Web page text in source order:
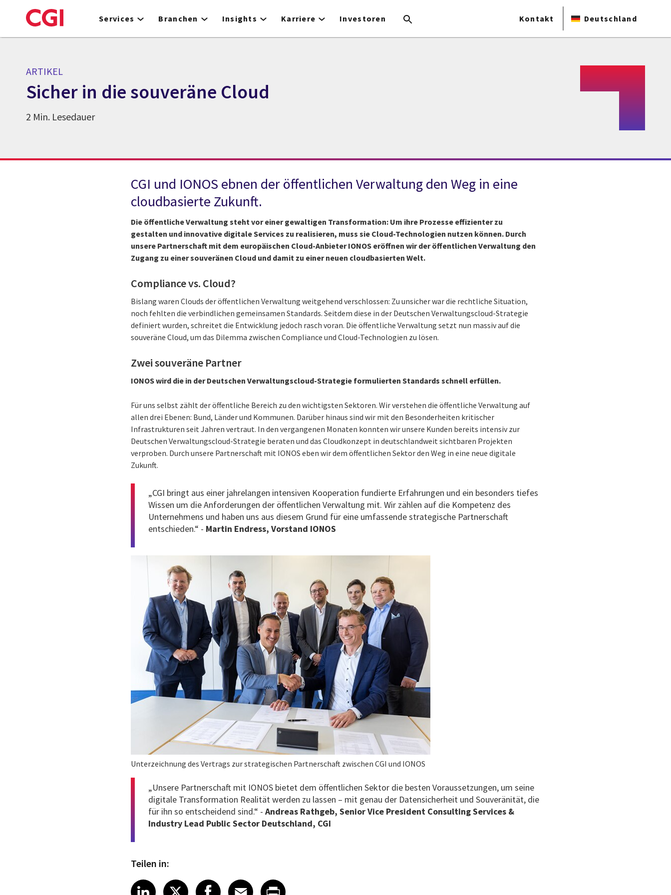
to
Services Branchen Insights Karriere Investoren Kontakt Deutschland
ARTIKEL
Sicher in die souveräne Cloud
2 Min. Lesedauer
CGI und IONOS ebnen der öffentlichen Verwaltung den Weg in eine
cloudbasierte Zukunft.
Die öffentliche Verwaltung steht vor einer gewaltigen Transformation: Um ihre Prozesse effizienter zu
gestalten und innovative digitale Services zu realisieren, muss sie Cloud-Technologien nutzen können. Durch
unsere Partnerschaft mit dem europäischen Cloud-Anbieter IONOS eröffnen wir der öffentlichen Verwaltung den
Zugang zu einer souveränen Cloud und damit zu einer neuen cloudbasierten Welt.
Compliance vs. Cloud?
Bislang waren Clouds der öffentlichen Verwaltung weitgehend verschlossen: Zu unsicher war die rechtliche Situation,
noch fehlten die verbindlichen gemeinsamen Standards. Seitdem diese in der Deutschen Verwaltungscloud-Strategie
definiert wurden, schreitet die Entwicklung jedoch rasch voran. Die öffentliche Verwaltung setzt nun massiv auf die
souveräne Cloud, um das Dilemma zwischen Compliance und Cloud-Technologien zu lösen.
Zwei souveräne Partner
IONOS wird die in der Deutschen Verwaltungscloud-Strategie formulierten Standards schnell erfüllen.
Für uns selbst zählt der öffentliche Bereich zu den wichtigsten Sektoren. Wir verstehen die öffentliche Verwaltung auf
allen drei Ebenen: Bund, Länder und Kommunen. Darüber hinaus sind wir mit den Besonderheiten kritischer
Infrastrukturen seit Jahren vertraut. In den vergangenen Monaten konnten wir unsere Kunden bereits intensiv zur
Deutschen Verwaltungscloud-Strategie beraten und das Cloudkonzept in deutschlandweit sichtbaren Projekten
verproben. Durch unsere Partnerschaft mit IONOS eben wir dem öffentlichen Sektor den Weg in eine neue digitale
Zukunft.
„CGI bringt aus einer jahrelangen intensiven Kooperation fundierte Erfahrungen und ein besonders tiefes
Wissen um die Anforderungen der öffentlichen Verwaltung mit. Wir zählen auf die Kompetenz des
Unternehmens und haben uns aus diesem Grund für eine umfassende strategische Partnerschaft
entschieden.“ - Martin Endress, Vorstand IONOS
Unterzeichnung des Vertrags zur strategischen Partnerschaft zwischen CGI und IONOS
„Unsere Partnerschaft mit IONOS bietet dem öffentlichen Sektor die besten Voraussetzungen, um seine
digitale Transformation Realität werden zu lassen – mit genau der Datensicherheit und Souveränität, die
für ihn so entscheidend sind.“ -Andreas Rathgeb, Senior Vice President Consulting Services &
Industry Lead Public Sector Deutschland, CGI
Teilen in:
Share article on LinkedIn
LinkedIn
Share article on X
XShare article on Facebook
Facebook
Share article on Email
Email
Share article on Print